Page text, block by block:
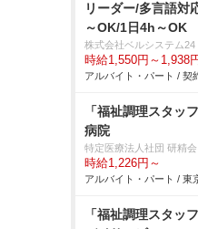
リーダー/多言語対
～OK/1日4h～OK
株式会社ベルシステム24
時給1,550円～1,938
アルバイト・パート / 契
「福祉調理スタッ
病院
特定医療法人社団 研精
時給1,226円～
アルバイト・パート / 東
「福祉調理スタッ